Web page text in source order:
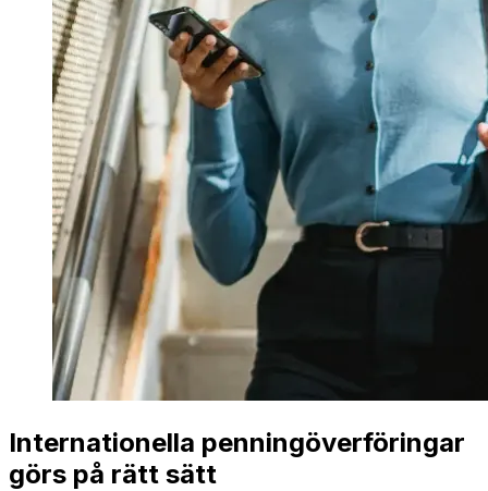
Internationella penningöverföringar
görs på rätt sätt